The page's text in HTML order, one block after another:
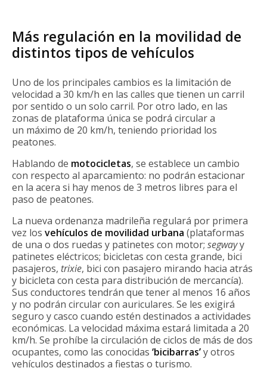
Más regulación en la movilidad de
distintos tipos de vehículos
Uno de los principales cambios es la limitación de
velocidad a 30 km/h en las calles que tienen un carril
por sentido o un solo carril. Por otro lado, en las
zonas de plataforma única se podrá circular a
un máximo de 20 km/h, teniendo prioridad los
peatones.
Hablando de motocicletas, se establece un cambio
con respecto al aparcamiento: no podrán estacionar
en la acera si hay menos de 3 metros libres para el
paso de peatones.
La nueva ordenanza madrileña regulará por primera
vez los vehículos de movilidad urbana (plataformas
de una o dos ruedas y patinetes con motor; segwayy
patinetes eléctricos; bicicletas con cesta grande, bici
pasajeros, trixie, bici con pasajero mirando hacia atrás
y bicicleta con cesta para distribución de mercancía).
Sus conductores tendrán que tener al menos 16 años
y no podrán circular con auriculares. Se les exigirá
seguro y casco cuando estén destinados a actividades
económicas. La velocidad máxima estará limitada a 20
km/h. Se prohíbe la circulación de ciclos de más de dos
ocupantes, como las conocidas ‘bicibarras’y otros
vehículos destinados a fiestas o turismo.